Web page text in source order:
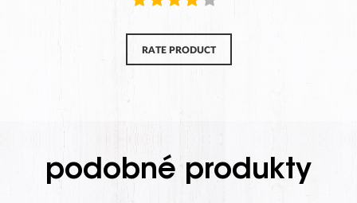
RATE PRODUCT
podobné produkty